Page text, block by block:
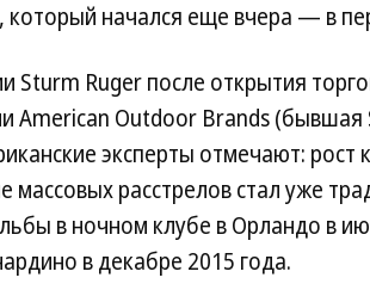
который начался еще вчера — в
Sturm Ruger после открытия
American Outdoor Brands
эксперты отмечают:
массовых расстрелов стал уже
в ночном клубе в Орландо в
в декабре 2015 года.